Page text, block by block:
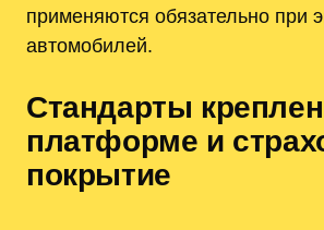
применяются обязательно при
автомобилей.
Стандарты
платформе и
покрытие